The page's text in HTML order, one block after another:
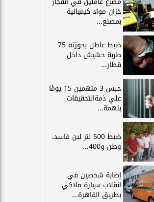
خزان مواد كيميائية
بمصنع...
ضبط عاطل بحوزته 75
طربة حشيش داخل
قطار...
حبس 3 متهمين 15 يومًا
علي ذمةالتحقيقات
بتهمة...
ضبط 500 لتر لبن فاسد،
وطن و400...
إصابة شخصين في
انقلاب سيارة ملاكي
بطريق القاهرة...